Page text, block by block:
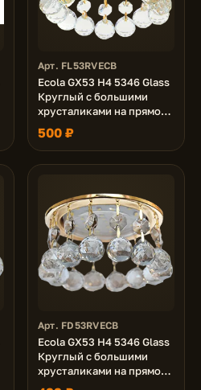
Арт. FL53RVECB
Ecola GX53 H4 5346 Glass
Круглый с большими
хрусталиками на прямом
подвесе Прозрачный /
Золото 90x110 (к+)
500 ₽
Арт. FD53RVECB
Ecola GX53 H4 5346 Glass
Круглый с большими
хрусталиками на прямом
подвесе Тонированный/